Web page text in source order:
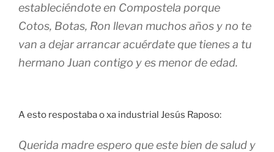
estableciéndote en Compostela porque
Cotos, Botas, Ron llevan muchos años y no te
van a dejar arrancar acuérdate que tienes a tu
hermano Juan contigo y es menor de edad.
A esto respostaba o xa industrial Jesús Raposo:
Querida madre espero que este bien de salud y